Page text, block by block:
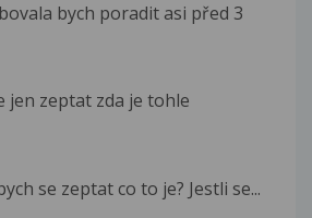
bych poradit asi před 3
jen zeptat zda je tohle
se zeptat co to je? Jestli se...